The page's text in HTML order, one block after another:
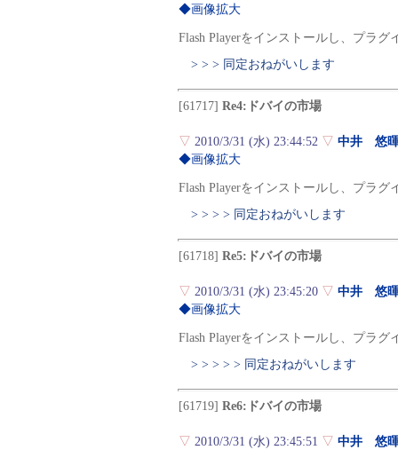
◆画像拡大
Flash Playerをインストールし、プラ
> > > 同定おねがいします
[61717] Re4:ドバイの市場
▽ 2010/3/31 (水) 23:44:52 ▽ 中井 悠
◆画像拡大
Flash Playerをインストールし、プラ
> > > > 同定おねがいします
[61718] Re5:ドバイの市場
▽ 2010/3/31 (水) 23:45:20 ▽ 中井 悠
◆画像拡大
Flash Playerをインストールし、プラ
> > > > > 同定おねがいします
[61719] Re6:ドバイの市場
▽ 2010/3/31 (水) 23:45:51 ▽ 中井 悠